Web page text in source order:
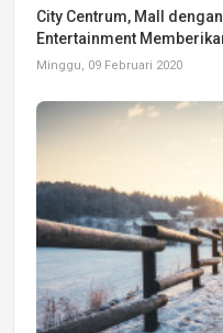
City Centrum, Mall
Entertainment
Minggu, 09 Februari 2020